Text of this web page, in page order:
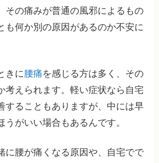
その痛みが普通の風邪によるもの
も何か別の原因があるのか不安に
きに腰痛を感じる方は多く、その
考えられます。軽い症状なら自宅
することもありますが、中には早
うがいい場合もあるんです。
に腰が痛くなる原因や、自宅でで